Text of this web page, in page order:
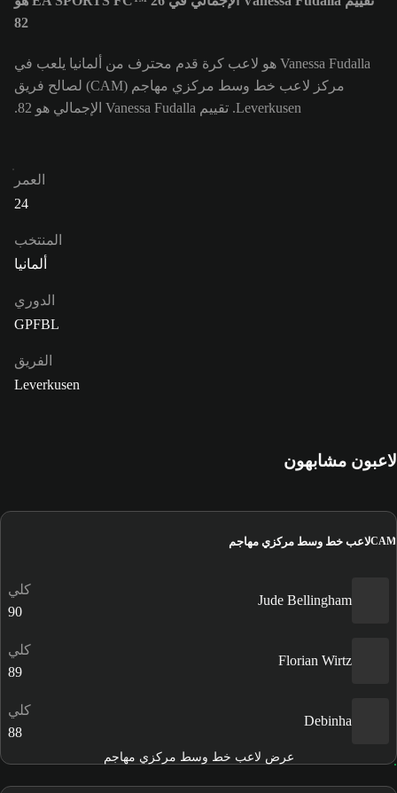
82
Vanessa Fudalla هو لاعب كرة قدم محترف من ألمانيا يلعب في
مركز لاعب خط وسط مركزي مهاجم (CAM) لصالح فريق
Leverkusen. تقييم Vanessa Fudalla الإجمالي هو 82.
العمر
24
المنتخب
ألمانيا
الدوري
GPFBL
الفريق
Leverkusen
لاعبون مشابهون
CAMلاعب خط وسط مركزي مهاجم
Jude Bellingham
كلي
90
Florian Wirtz
كلي
89
Debinha
كلي
88
عرض لاعب خط وسط مركزي مهاجم